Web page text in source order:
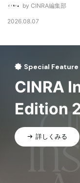
by CINRA編集部
2026.08.07
Special Feature
CINRA
Edition
詳しくみる